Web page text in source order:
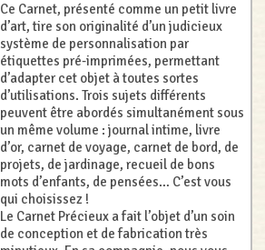
Ce Carnet, présenté comme un petit livre
d’art, tire son originalité d’un judicieux
système de personnalisation par
étiquettes pré-imprimées, permettant
d’adapter cet objet à toutes sortes
d’utilisations. Trois sujets différents
peuvent être abordés simultanément sous
un même volume : journal intime, livre
d’or, carnet de voyage, carnet de bord, de
projets, de jardinage, recueil de bons
mots d’enfants, de pensées… C’est vous
qui choisissez !
Le Carnet Précieux a fait l’objet d’un soin
de conception et de fabrication très